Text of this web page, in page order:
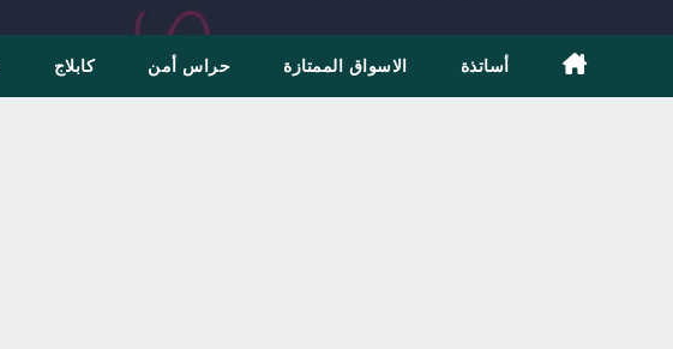
أساتذة الاسواق الممتازة حراس أمن كابلاج